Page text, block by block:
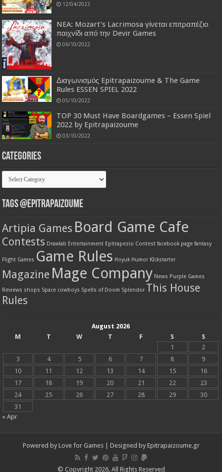
12/04/2023
NEA: Mozart’s Lacrimosa γίνεται επιτραπέζιο
παιχνίδι από την Devir Games
06/10/2022
Διαγωνισμός Epitrapaizoume & The Game
Rules ESSEN SPIEL 2022
05/10/2022
TOP 30 Must Have Boardgames – Essen Spiel
2022 by Epitrapaizoume
03/10/2022
Categories
Categories
Tags @Epitrapaizoume
Artipia Games Board Game Cafe
Contests Drawlab Entertainment Epitrapezio Contest facebook page fantasy
Flight Games Game Rules Hoyuk Humor KIckstarter
Magazine Mage Company News Purple Games
Reviews shops Space cowboys Spells of Doom Splendor This House
Rules
August 2026
M
T W T F S
S
1
2
3
4 5 6 7 8
9
10
11 12 13 14 15
16
17
18 19 20 21 22
23
24
25 26 27 28 29
30
31
« Apr
Powered by Love for Games| Designed by Epitrapaizoume.gr
© Copyright 2026, All Rights Reserved